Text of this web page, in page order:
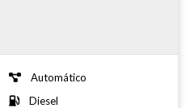
Automático
Diesel